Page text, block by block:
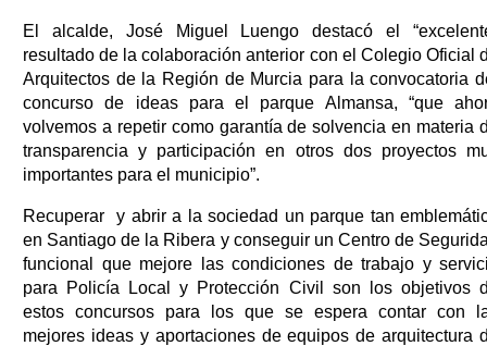
El alcalde, José Miguel Luengo destacó el
resultado de la colaboración anterior con el Colegio Oficial
Arquitectos de la Región de Murcia para la convocatoria
concurso de ideas para el parque Almansa, “que
volvemos a repetir como garantía de solvencia en materia
transparencia y participación en otros dos proyectos
importantes para el municipio”.
Recuperar y abrir a la sociedad un parque tan
en Santiago de la Ribera y conseguir un Centro de
funcional que mejore las condiciones de trabajo y
para Policía Local y Protección Civil son los objetivos
estos concursos para los que se espera contar con
mejores ideas y aportaciones de equipos de arquitectura